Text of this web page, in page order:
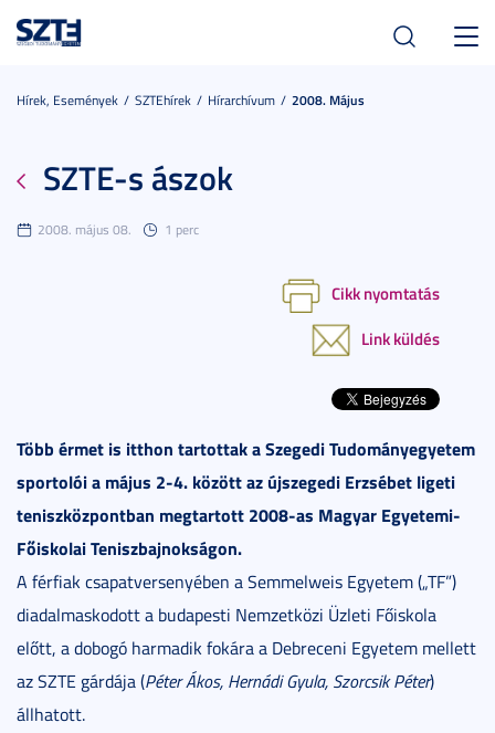
Hírek, Események SZTEhírek Hírarchívum 2008. Május
SZTE-s ászok
2008. május 08. 1 perc
Cikk nyomtatás
Link küldés
Több érmet is itthon tartottak a Szegedi Tudományegyetem
sportolói a május 2-4. között az újszegedi Erzsébet ligeti
teniszközpontban megtartott 2008-as Magyar Egyetemi-
Főiskolai Teniszbajnokságon.
A férfiak csapatversenyében a Semmelweis Egyetem („TF”)
diadalmaskodott a budapesti Nemzetközi Üzleti Főiskola
előtt, a dobogó harmadik fokára a Debreceni Egyetem mellett
az SZTE gárdája (Péter Ákos, Hernádi Gyula, Szorcsik Péter)
állhatott.